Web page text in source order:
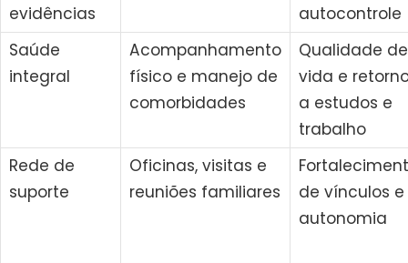
evidências
autocontrole
Saúde
integral
Acompanhamento
físico e manejo de
comorbidades
Qualidade de
vida e
a estudos e
trabalho
Rede de
suporte
Oficinas, visitas e
reuniões familiares
de vínculos e
autonomia